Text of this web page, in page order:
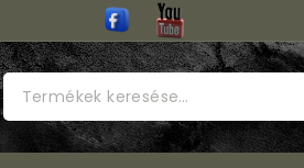
Keresés
a
következőre: